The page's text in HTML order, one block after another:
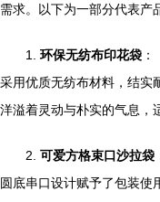
需求。以下为一部分代表产
1. 环保无纺布印花袋 ：
采用优质无纺布材料，结实
洋溢着灵动与朴实的气息，
2. 可爱方格束口沙拉袋
圆底串口设计赋予了包装使